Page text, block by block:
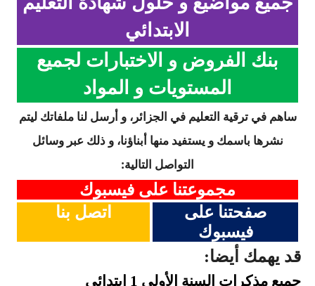
الابتدائي
بنك الفروض و الاختبارات لجميع
المستويات و المواد
ساهم في ترقية التعليم في الجزائر، و أرسل لنا ملفاتك ليتم
نشرها باسمك و يستفيد منها أبناؤنا، و ذلك عبر وسائل
التواصل التالية:
مجموعتنا على فيسبوك
صفحتنا على
فيسبوك
اتصل بنا
قد يهمك أيضا:
جميع مذكرات السنة الأولى 1 ابتدائي